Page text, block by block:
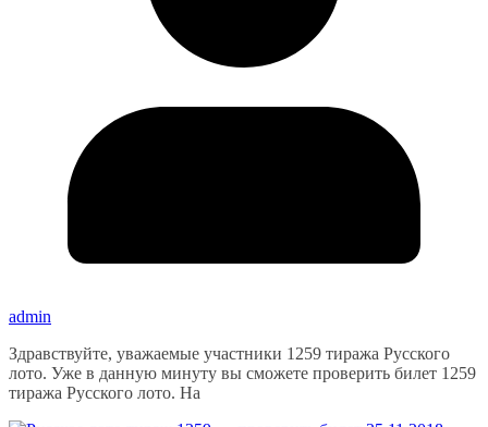
admin
Здравствуйте, уважаемые участники 1259 тиража Русского
лото. Уже в данную минуту вы сможете проверить билет 1259
тиража Русского лото. На